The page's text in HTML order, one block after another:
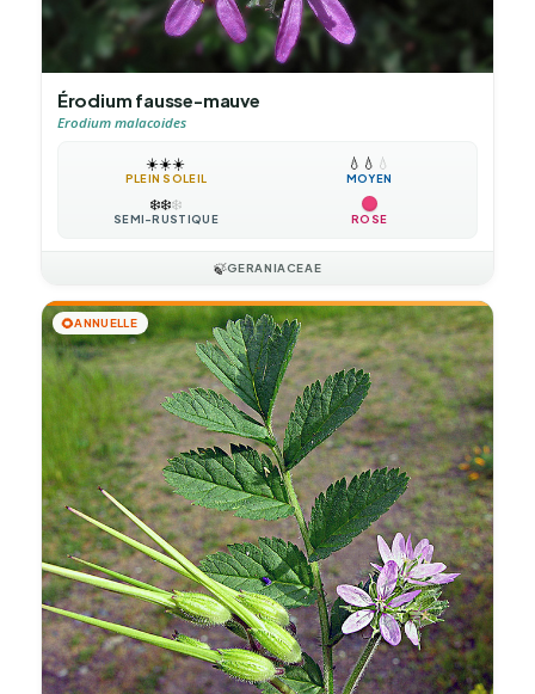
Érodium fausse-mauve
Erodium malacoides
☀️☀️☀️
PLEIN SOLEIL
💧 💧 💧
MOYEN
❄️❄️❄️
SEMI-RUSTIQUE ROSE
🍃GERANIACEAE
🌻ANNUELLE